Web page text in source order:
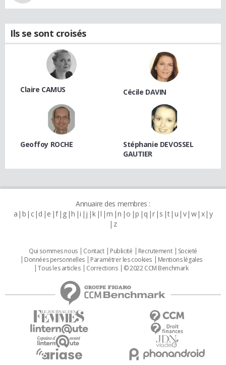
Ils se sont croisés
Claire CAMUS Cécile DAVIN
Geoffoy ROCHE
Stéphanie DEVOSSEL
GAUTIER
Annuaire des membres :
a b c d e f g h i j k l m n o p q r s t u v w x y
z
Qui sommes nous Contact Publicité Recrutement
Societé
Données personnelles
Paramétrer les cookies
Mentions légales
Tous les articles
Corrections © 2022 CCM Benchmark